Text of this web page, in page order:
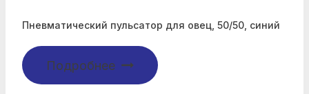
Пневматический пульсатор для овец, 50/50, синий
Подробнее